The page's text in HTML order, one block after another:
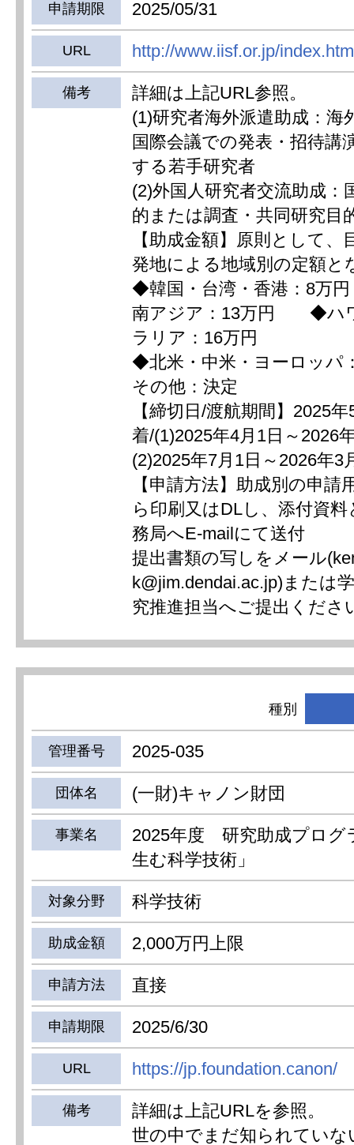
申請期限 2025/05/31
URL http://www.iisf.or.jp/
備考
詳細は上記URL参照。
(1)研究者海外派遣助成：海
国際会議での発表・招待講
する若手研究者
(2)外国人研究者交流助成：
的または調査・共同研究目
【助成金額】原則として、
発地による地域別の定額と
◆韓国・台湾・香港：8
南アジア：13万円 ◆ハ
ラリア：16万円
◆北米・中米・ヨーロッ
その他：決定
【締切日/渡航期間】2025
着/(1)2025年4月1日～2026
(2)2025年7月1日～2026年3
【申請方法】助成別の申請
ら印刷又はDLし、添付資
務局へE-mailにて送付
提出書類の写しをメール
k@jim.dendai.ac.jp)または
究推進担当へご提出くださ
管理番号 2025-035
種別
団体名 (一財)キャノン財団
事業名
2025年度 研究助成プログ
生む科学技術」
対象分野 科学技術
助成金額 2,000万円上限
申請方法 直接
申請期限 2025/6/30
URL https://jp.foundation.canon/
備考
詳細は上記URLを参照。
世の中でまだ知られていな